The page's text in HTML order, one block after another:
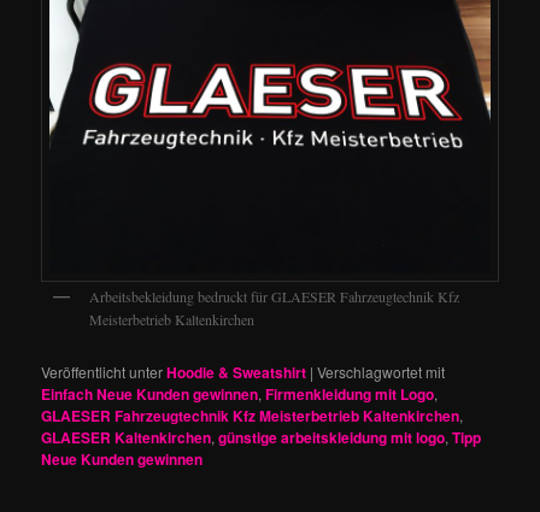
Arbeitsbekleidung bedruckt für GLAESER Fahrzeugtechnik Kfz
Meisterbetrieb Kaltenkirchen
Veröffentlicht unterHoodie & Sweatshirt |Verschlagwortet mit
Einfach Neue Kunden gewinnen,Firmenkleidung mit Logo,
GLAESER Fahrzeugtechnik Kfz Meisterbetrieb Kaltenkirchen,
GLAESER Kaltenkirchen,günstige arbeitskleidung mit logo,Tipp
Neue Kunden gewinnen